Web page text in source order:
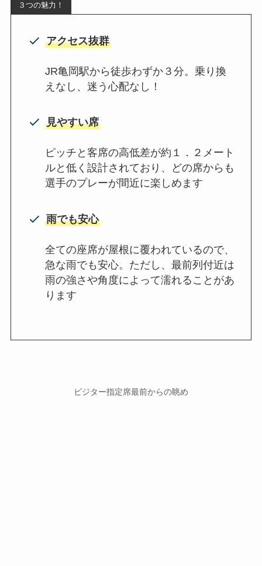
３つの魅力！
アクセス抜群
JR亀岡駅から徒歩わずか３分。乗り換
えなし、迷う心配なし！
見やすい席
ピッチと客席の高低差が約１．２メート
ルと低く設計されており、どの席からも
選手のプレーが間近に楽しめます
雨でも安心
全ての座席が屋根に覆われているので、
急な雨でも安心。ただし、最前列付近は
雨の強さや角度によって濡れることがあ
ります
ビジター指定席最前からの眺め